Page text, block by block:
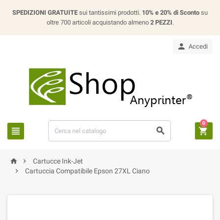
SPEDIZIONI GRATUITE sui tantissimi prodotti. 10% e 20% di Sconto su
oltre 700 articoli acquistando almeno 2 PEZZI.
 Accedi
  
0
 
Cartucce Ink-Jet

Cartuccia Compatibile Epson 27XL Ciano